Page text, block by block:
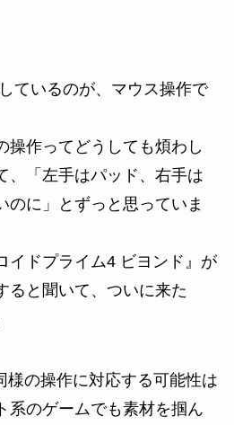
ているのが、マウス操作で
操作ってどうしても煩わし
、「左手はパッド、右手は
のに」とずっと思っていま
イドプライム4 ビヨンド』が
ると聞いて、ついに来た
様の操作に対応する可能性は
系のゲームでも素材を掴ん